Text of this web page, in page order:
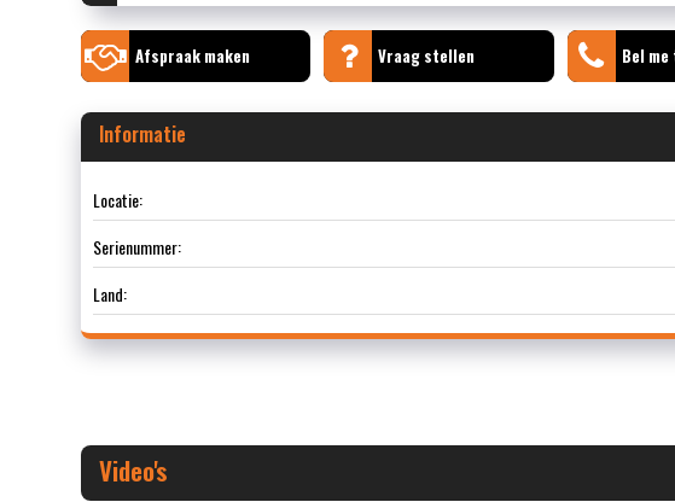
Afspraak maken Vraag stellen Bel
Informatie
Locatie:
Serienummer:
Land:
Video's